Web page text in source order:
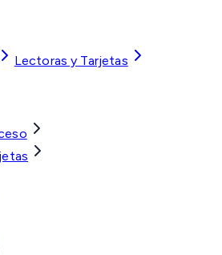
Lectoras y Tarjetas